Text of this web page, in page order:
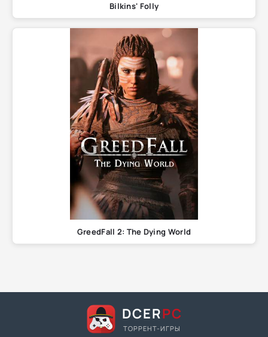
Bilkins' Folly
GreedFall 2: The Dying World
DCERPC
ТОРРЕНТ-ИГРЫ